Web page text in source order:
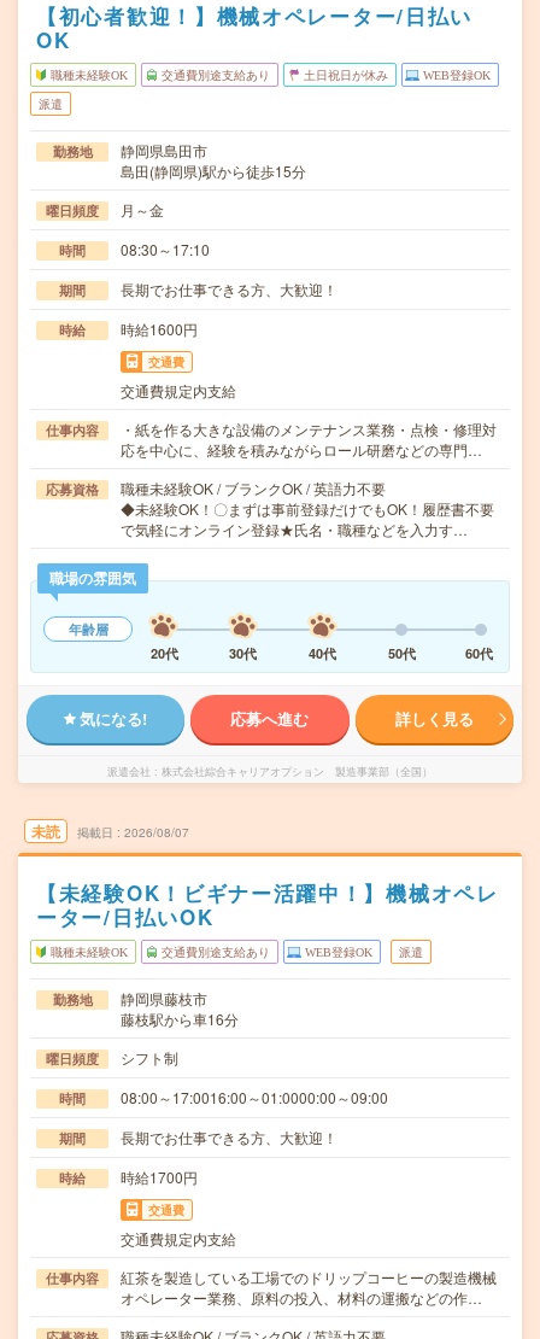
【初心者歓迎！】機械オペレーター/日払い
OK
職種未経験OK 交通費別途支給あり 土日祝日が休み WEB登録OK
派遣
勤務地
静岡県島田市
島田(静岡県)駅から徒歩15分
曜日頻度 月～金
時間 08:30～17:10
期間 長期でお仕事できる方、大歓迎！
時給 時給1600円
交通費
交通費規定内支給
仕事内容
・紙を作る大きな設備のメンテナンス業務・点検・修理対
応を中心に、経験を積みながらロール研磨などの専門…
応募資格
職種未経験OK / ブランクOK / 英語力不要
◆未経験OK！〇まずは事前登録だけでもOK！履歴書不要
で気軽にオンライン登録★氏名・職種などを入力す…
職場の雰囲気
年齢層
20代
30代 40代 50代 60代
気になる! 応募へ進む 詳しく見る
派遣会社 株式会社綜合キャリアオプション 製造事業部（全国）
未読 掲載日 2026/08/07
【未経験OK！ビギナー活躍中！】機械オペレ
ーター/日払いOK
職種未経験OK 交通費別途支給あり WEB登録OK 派遣
勤務地
静岡県藤枝市
藤枝駅から車16分
曜日頻度 シフト制
時間 08:00～17:0016:00～01:0000:00～09:00
期間 長期でお仕事できる方、大歓迎！
時給 時給1700円
交通費
交通費規定内支給
仕事内容
紅茶を製造している工場でのドリップコーヒーの製造機械
オペレーター業務、原料の投入、材料の運搬などの作…